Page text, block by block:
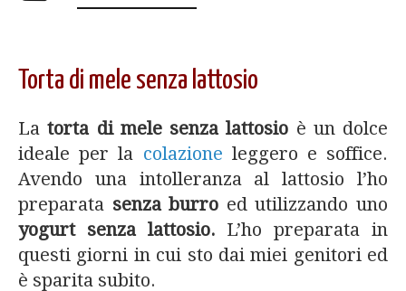
Torta di mele senza lattosio
Latorta di mele senza lattosio è un dolce
ideale per la colazione leggero e soffice.
Avendo una intolleranza al lattosio l’ho
preparata senza burro ed utilizzando uno
yogurt senza lattosio. L’ho preparata in
questi giorni in cui sto dai miei genitori ed
è sparita subito.